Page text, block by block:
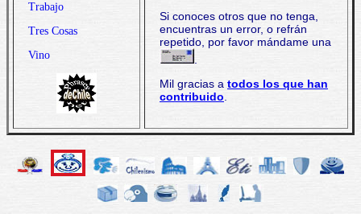
Trabajo
Tres Cosas
Vino
Si conoces otros que no tenga,
encuentras un error, o refrán
repetido, por favor mándame una
.
Mil gracias a todos los que han
contribuido.